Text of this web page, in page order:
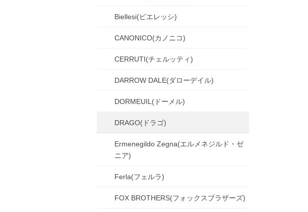
Biellesi(ビエレッシ)
CANONICO(カノニコ)
CERRUTI(チェルッティ)
DARROW DALE(ダローデイル)
DORMEUIL(ドーメル)
DRAGO(ドラゴ)
Ermenegildo Zegna(エルメネジルド・ゼ
ニア)
Ferla(フェルラ)
FOX BROTHERS(フォックスブラザーズ)